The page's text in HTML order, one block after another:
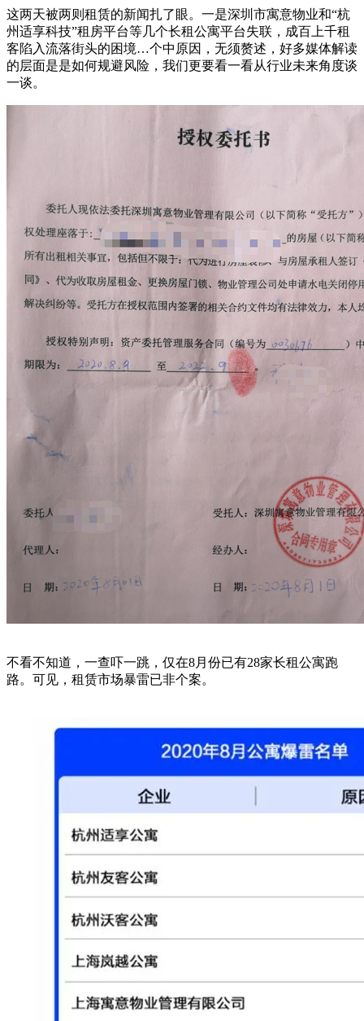
这两天被两则租赁的新闻扎了眼。一是深圳市寓意物业和“杭
州适享科技”租房平台等几个长租公寓平台失联，成百上千租
客陷入流落街头的困境…个中原因，无须赘述，好多媒体解读
的层面是是如何规避风险，我们更要看一看从行业未来角度谈
一谈。
不看不知道，一查吓一跳，仅在8月份已有28家长租公寓跑
路。可见，租赁市场暴雷已非个案。